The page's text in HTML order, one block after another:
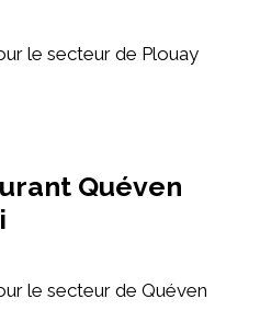
le secteur de Plouay
Quéven
le secteur de Quéven